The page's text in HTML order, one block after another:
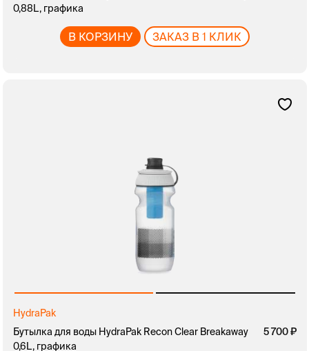
0,88L, графика
В КОРЗИНУ ЗАКАЗ В 1 КЛИК
HydraPak
Бутылка для воды HydraPak Recon Clear Breakaway
0,6L, графика
5 700